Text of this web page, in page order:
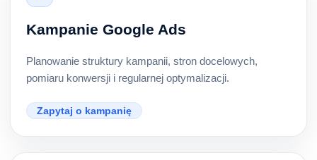
Kampanie Google Ads
Planowanie struktury kampanii, stron docelowych,
pomiaru konwersji i regularnej optymalizacji.
Zapytaj o kampanię